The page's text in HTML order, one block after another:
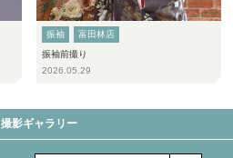
振袖
富田林店
振袖前撮り
2026.05.29
撮影ギャラリー